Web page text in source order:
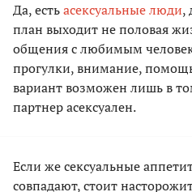
Да, естьасексуальные люди,
план выходит не половая
общения с любимым
прогулки, внимание,
вариант возможен лишь в
партнер асексуален.
Если же сексуальные
совпадают, стоит